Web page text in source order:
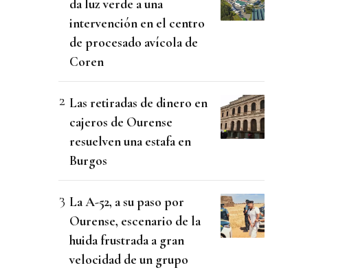
da luz verde a una
intervención en el centro
de procesado avícola de
Coren
Las retiradas de dinero en
cajeros de Ourense
resuelven una estafa en
Burgos
La A-52, a su paso por
Ourense, escenario de la
huida frustrada a gran
velocidad de un grupo